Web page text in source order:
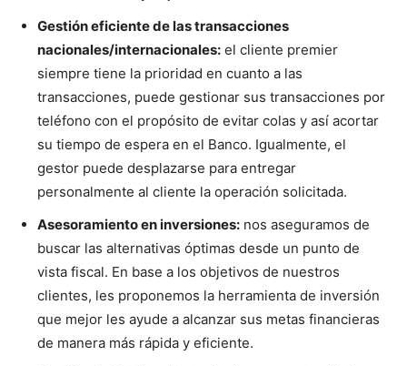
Gestión eficiente de las transacciones
nacionales/internacionales: el cliente premier
siempre tiene la prioridad en cuanto a las
transacciones, puede gestionar sus transacciones por
teléfono con el propósito de evitar colas y así acortar
su tiempo de espera en el Banco. Igualmente, el
gestor puede desplazarse para entregar
personalmente al cliente la operación solicitada.
Asesoramiento en inversiones: nos aseguramos de
buscar las alternativas óptimas desde un punto de
vista fiscal. En base a los objetivos de nuestros
clientes, les proponemos la herramienta de inversión
que mejor les ayude a alcanzar sus metas financieras
de manera más rápida y eficiente.